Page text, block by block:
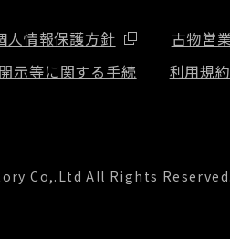
人情報保護方針
古物営
示等に関する手続
利用規約
Co,.Ltd All Rights Reserved.